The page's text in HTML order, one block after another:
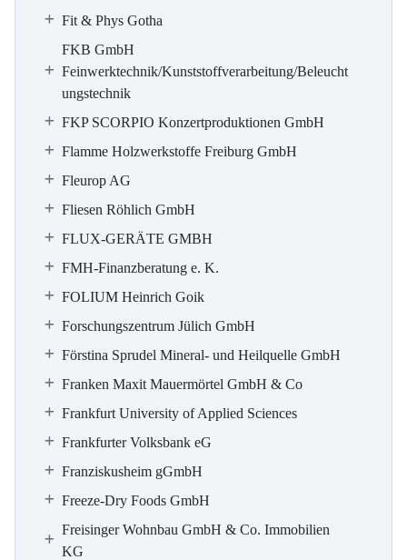
Fit & Phys Gotha
FKB GmbH
Feinwerktechnik/Kunststoffverarbeitung/Beleucht
ungstechnik
FKP SCORPIO Konzertproduktionen GmbH
Flamme Holzwerkstoffe Freiburg GmbH
Fleurop AG
Fliesen Röhlich GmbH
FLUX-GERÄTE GMBH
FMH-Finanzberatung e. K.
FOLIUM Heinrich Goik
Forschungszentrum Jülich GmbH
Förstina Sprudel Mineral- und Heilquelle GmbH
Franken Maxit Mauermörtel GmbH & Co
Frankfurt University of Applied Sciences
Frankfurter Volksbank eG
Franziskusheim gGmbH
Freeze-Dry Foods GmbH
Freisinger Wohnbau GmbH & Co. Immobilien
KG